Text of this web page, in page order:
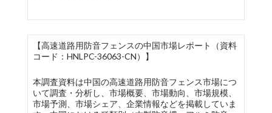
【高速道路用防音フェンスの中国市場レポート（資料
コード：HNLPC-36063-CN）】
本調査資料は中国の高速道路用防音フェンス市場につ
いて調査・分析し、市場概要、市場動向、市場規模、
市場予測、市場シェア、企業情報などを掲載していま